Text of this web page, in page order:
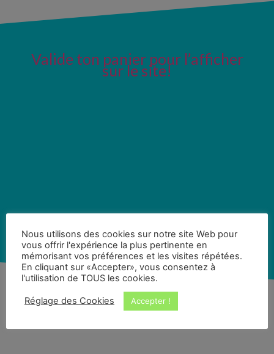
Valide ton panier pour l’afficher
sur le site!
Nous utilisons des cookies sur notre site Web pour
vous offrir l'expérience la plus pertinente en
mémorisant vos préférences et les visites répétées.
En cliquant sur «Accepter», vous consentez à
l'utilisation de TOUS les cookies.
Réglage des Cookies Accepter !